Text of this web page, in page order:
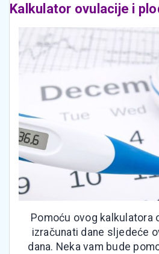
Kalkulator ovulacije i
Pomoću ovog kalkulatora
izračunati dane sljedeće
dana. Neka vam bude